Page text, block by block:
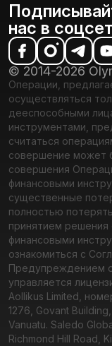
нас в
© 2014-2026
Операции,
осуществляться
дееспособными
инструментами,
считаться
совершение может
совершения
финансовыми
существенные
полностью
принятием
финансовыми
ознакомиться с
Предупреждением
управляется
Aollikus Limited,
1276, Govant
Vanuatu. Saledo
Richmond Hill Road,